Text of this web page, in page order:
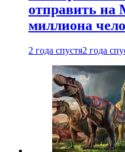
отправить на
миллиона
2 года спустя2 года